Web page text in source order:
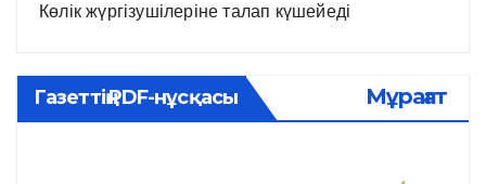
Көлік жүргізушілеріне талап күшейеді
Газеттің PDF-нұсқасы Мұрағат